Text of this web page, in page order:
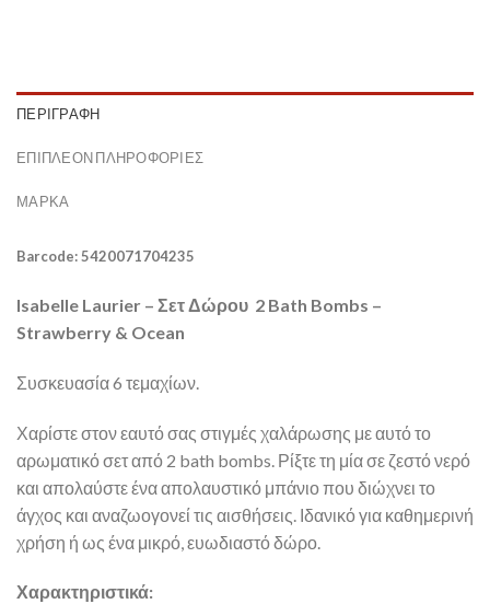
ΠΕΡΙΓΡΑΦΉ
ΕΠΙΠΛΈΟΝ ΠΛΗΡΟΦΟΡΊΕΣ
ΜΆΡΚΑ
Barcode: 5420071704235
Isabelle Laurier – Σετ Δώρου 2 Bath Bombs –
Strawberry & Ocean
Συσκευασία 6 τεμαχίων.
Χαρίστε στον εαυτό σας στιγμές χαλάρωσης με αυτό το
αρωματικό σετ από 2 bath bombs. Ρίξτε τη μία σε ζεστό νερό
και απολαύστε ένα απολαυστικό μπάνιο που διώχνει το
άγχος και αναζωογονεί τις αισθήσεις. Ιδανικό για καθημερινή
χρήση ή ως ένα μικρό, ευωδιαστό δώρο.
Χαρακτηριστικά: